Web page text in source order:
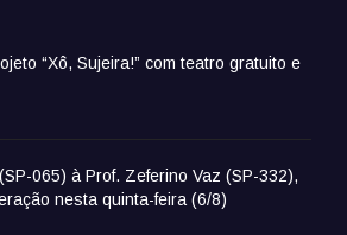
“Xô, Sujeira!” com teatro gratuito e
065) à Prof. Zeferino Vaz (SP-332),
nesta quinta-feira (6/8)